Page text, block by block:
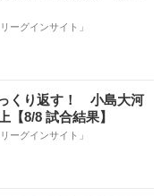
ーグインサイト」
くり返す！ 小島大河
【8/8 試合結果】
ーグインサイト」